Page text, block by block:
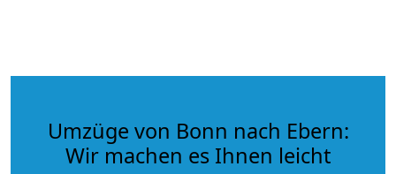
Umzüge von Bonn nach Ebern:
Wir machen es Ihnen leicht